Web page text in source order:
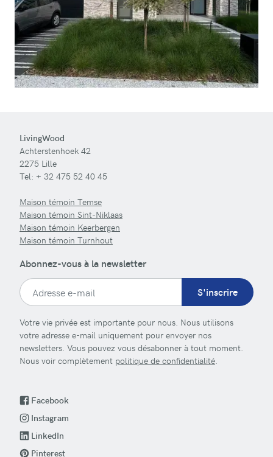
LivingWood
Achterstenhoek 42
2275 Lille
Tel: + 32 475 52 40 45
Maison témoin Temse
Maison témoin Sint-Niklaas
Maison témoin Keerbergen
Maison témoin Turnhout
Abonnez-vous à la newsletter
S'inscrire
Votre vie privée est importante pour nous. Nous utilisons
votre adresse e-mail uniquement pour envoyer nos
newsletters. Vous pouvez vous désabonner à tout moment.
Nous voir complètement politique de confidentialité.
Facebook
Instagram
LinkedIn
Pinterest